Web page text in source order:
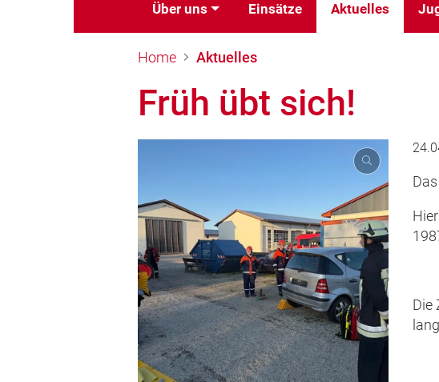
Über uns Einsätze Aktuelles
Home Aktuelles
Früh übt sich!
Die